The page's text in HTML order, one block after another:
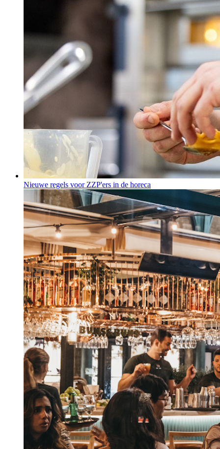
Nieuwe regels voor ZZP'ers in de horeca